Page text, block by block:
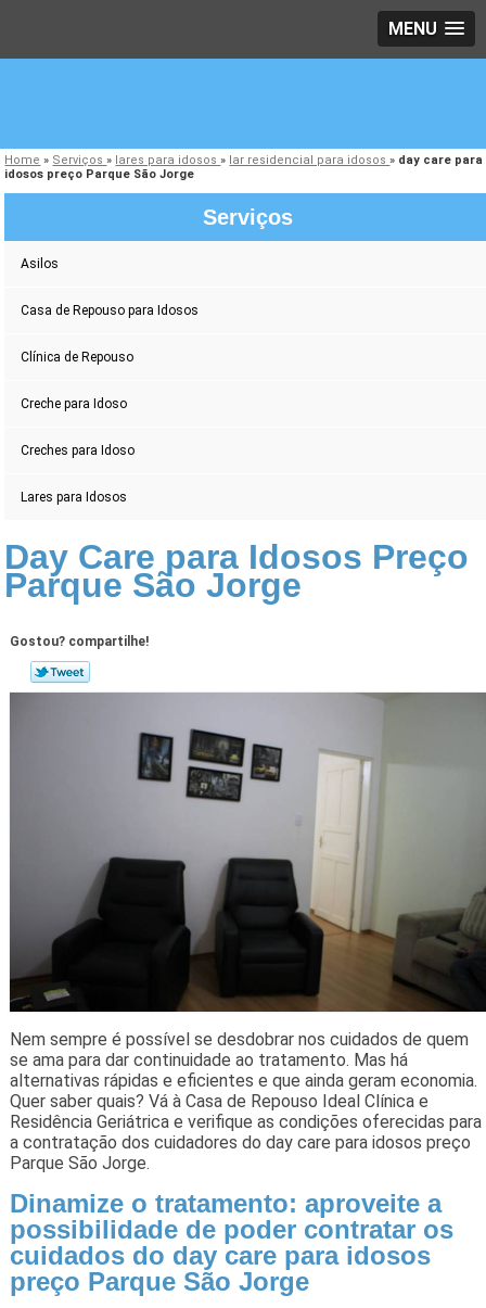
MENU
Home » Serviços» lares para idosos» lar residencial para idosos» day care para
idosos preço Parque São Jorge
Serviços
Asilos
Casa de Repouso para Idosos
Clínica de Repouso
Creche para Idoso
Creches para Idoso
Lares para Idosos
Day Care para Idosos Preço
Parque São Jorge
Gostou? compartilhe!
Nem sempre é possível se desdobrar nos cuidados de quem
se ama para dar continuidade ao tratamento. Mas há
alternativas rápidas e eficientes e que ainda geram economia.
Quer saber quais? Vá à Casa de Repouso Ideal Clínica e
Residência Geriátrica e verifique as condições oferecidas para
a contratação dos cuidadores do day care para idosos preço
Parque São Jorge.
Dinamize o tratamento: aproveite a
possibilidade de poder contratar os
cuidados do day care para idosos
preço Parque São Jorge